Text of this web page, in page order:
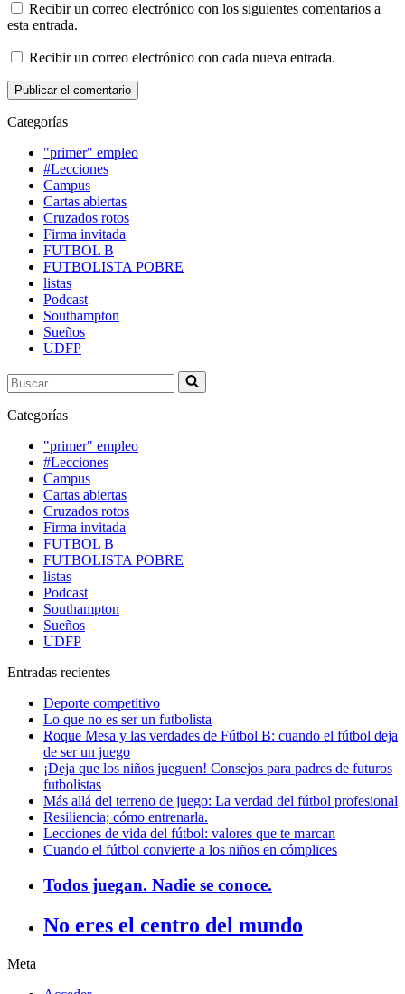
Recibir un correo electrónico con los siguientes comentarios a
esta entrada.
Recibir un correo electrónico con cada nueva entrada.
Categorías
"primer" empleo
#Lecciones
Campus
Cartas abiertas
Cruzados rotos
Firma invitada
FUTBOL B
FUTBOLISTA POBRE
listas
Podcast
Southampton
Sueños
UDFP
Buscar...
Categorías
"primer" empleo
#Lecciones
Campus
Cartas abiertas
Cruzados rotos
Firma invitada
FUTBOL B
FUTBOLISTA POBRE
listas
Podcast
Southampton
Sueños
UDFP
Entradas recientes
Deporte competitivo
Lo que no es ser un futbolista
Roque Mesa y las verdades de Fútbol B: cuando el fútbol deja
de ser un juego
¡Deja que los niños jueguen! Consejos para padres de futuros
futbolistas
Más allá del terreno de juego: La verdad del fútbol profesional
Resiliencia; cómo entrenarla.
Lecciones de vida del fútbol: valores que te marcan
Cuando el fútbol convierte a los niños en cómplices
Todos juegan. Nadie se conoce.
No eres el centro del mundo
Meta